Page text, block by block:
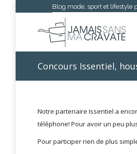
Blog mode, sport et lifestyle
Concours Issentiel,
Notre partenaire Issentiel a
téléphone! Pour avoir un peu
Pour participer rien de plus